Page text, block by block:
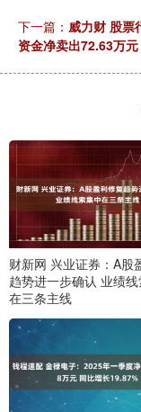
下一篇： 威力财 股票
资金净卖出72.63万元
财新网 兴业证券：A股
趋势进一步确认 业绩线
在三条主线